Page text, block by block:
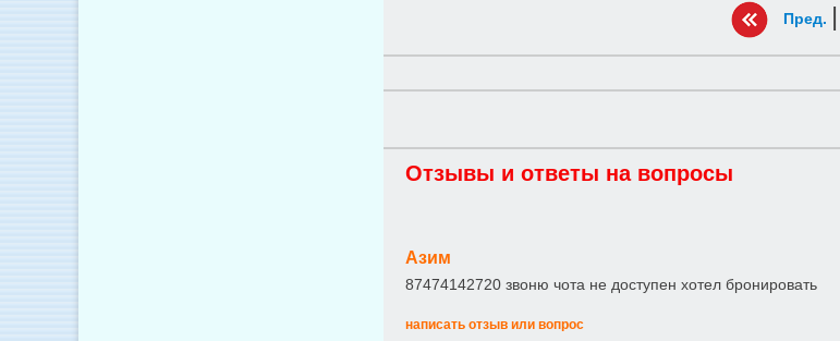
Пред. |
Отзывы и ответы на вопросы
Азим
87474142720 звоню чота не доступен хотел бронировать
написать отзыв или вопрос